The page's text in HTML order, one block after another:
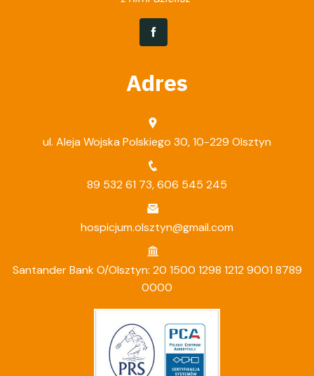
Adres
ul. Aleja Wojska Polskiego 30, 10-229 Olsztyn
89 532 61 73,606 545 245
hospicjum.olsztyn@gmail.com
Santander Bank O/Olsztyn: 20 1500 1298 1212 9001 8789
0000